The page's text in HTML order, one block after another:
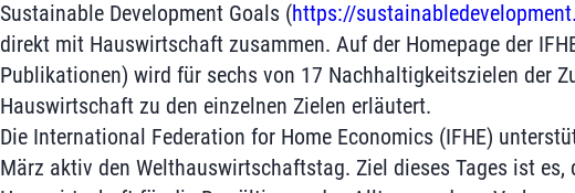
Sustainable Development Goals (https://
direkt mit Hauswirtschaft zusammen. Auf der Homepage der
Publikationen) wird für sechs von 17 Nachhaltigkeitszielen der
Hauswirtschaft zu den einzelnen Zielen erläutert.
Die International Federation for Home Economics (IFHE)
März aktiv den Welthauswirtschaftstag. Ziel dieses Tages ist es,